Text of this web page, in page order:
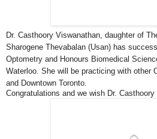
Dr. Casthoory Viswanathan, daughter of
Sharogene Thevabalan (Usan) has
Optometry and Honours Biomedical
Waterloo. She will be practicing with other
and Downtown Toronto.
Congratulations and we wish Dr.